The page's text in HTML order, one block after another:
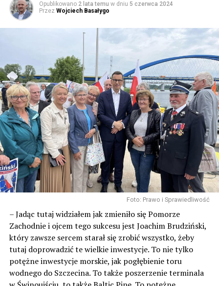
Opublikowano 2 lata temu w dniu 5 czerwca 2024
Przez Wojciech Basałygo
Foto: Prawo i Sprawiedliwość
– Jadąc tutaj widziałem jak zmieniło się Pomorze
Zachodnie i ojcem tego sukcesu jest Joachim Brudziński,
który zawsze sercem starał się zrobić wszystko, żeby
tutaj doprowadzić te wielkie inwestycje. To nie tylko
potężne inwestycje morskie, jak pogłębienie toru
wodnego do Szczecina. To także poszerzenie terminala